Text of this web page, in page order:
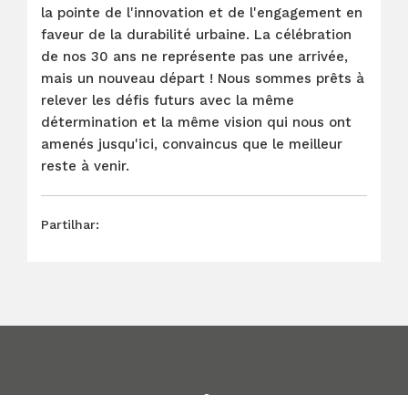
la pointe de l'innovation et de l'engagement en
faveur de la durabilité urbaine. La célébration
de nos 30 ans ne représente pas une arrivée,
mais un nouveau départ ! Nous sommes prêts à
relever les défis futurs avec la même
détermination et la même vision qui nous ont
amenés jusqu'ici, convaincus que le meilleur
reste à venir.
Partilhar: